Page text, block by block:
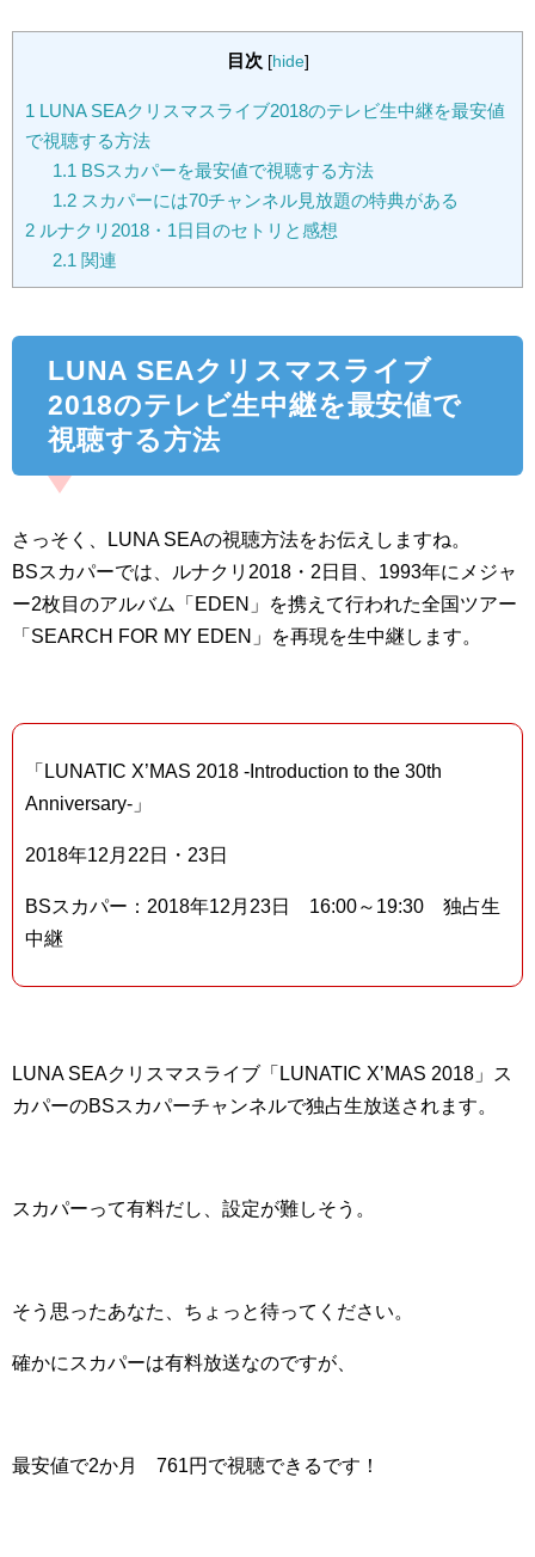
目次 [hide]
1 LUNA SEAクリスマスライブ2018のテレビ生中継を最安値
で視聴する方法
1.1 BSスカパーを最安値で視聴する方法
1.2スカパーには70チャンネル見放題の特典がある
2 ルナクリ2018・1日目のセトリと感想
2.1 関連
LUNA SEAクリスマスライブ
2018のテレビ生中継を最安値で
視聴する方法
さっそく、LUNA SEAの視聴方法をお伝えしますね。
BSスカパーでは、ルナクリ2018・2日目、1993年にメジャ
ー2枚目のアルバム「EDEN」を携えて行われた全国ツアー
「SEARCH FOR MY EDEN」を再現を生中継します。
「LUNATIC X’MAS 2018 -Introduction to the 30th
Anniversary-」
2018年12月22日・23日
BSスカパー：2018年12月23日 16:00～19:30 独占生
中継
LUNA SEAクリスマスライブ「LUNATIC X’MAS 2018」ス
カパーのBSスカパーチャンネルで独占生放送されます。
スカパーって有料だし、設定が難しそう。
そう思ったあなた、ちょっと待ってください。
確かにスカパーは有料放送なのですが、
最安値で2か月 761円で視聴できるです！